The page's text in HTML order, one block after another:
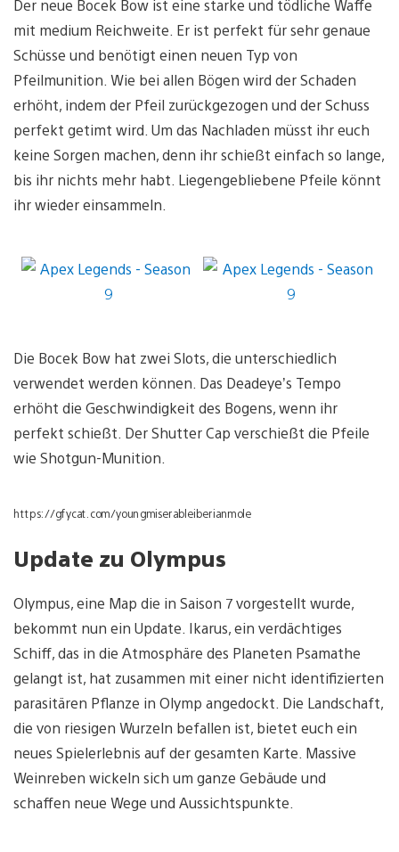
Der neue Bocek Bow ist eine starke und tödliche Waffe
mit medium Reichweite. Er ist perfekt für sehr genaue
Schüsse und benötigt einen neuen Typ von
Pfeilmunition. Wie bei allen Bögen wird der Schaden
erhöht, indem der Pfeil zurückgezogen und der Schuss
perfekt getimt wird. Um das Nachladen müsst ihr euch
keine Sorgen machen, denn ihr schießt einfach so lange,
bis ihr nichts mehr habt. Liegengebliebene Pfeile könnt
ihr wieder einsammeln.
Die Bocek Bow hat zwei Slots, die unterschiedlich
verwendet werden können. Das Deadeye’s Tempo
erhöht die Geschwindigkeit des Bogens, wenn ihr
perfekt schießt. Der Shutter Cap verschießt die Pfeile
wie Shotgun-Munition.
https://gfycat.com/youngmiserableiberianmole
Update zu Olympus
Olympus, eine Map die in Saison 7 vorgestellt wurde,
bekommt nun ein Update. Ikarus, ein verdächtiges
Schiff, das in die Atmosphäre des Planeten Psamathe
gelangt ist, hat zusammen mit einer nicht identifizierten
parasitären Pflanze in Olymp angedockt. Die Landschaft,
die von riesigen Wurzeln befallen ist, bietet euch ein
neues Spielerlebnis auf der gesamten Karte. Massive
Weinreben wickeln sich um ganze Gebäude und
schaffen neue Wege und Aussichtspunkte.